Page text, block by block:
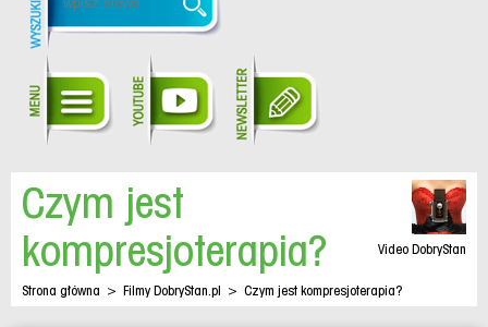
Video DobryStan
Czym jest
kompresjoterapia?
Strona główna > Filmy DobryStan.pl > Czym jest kompresjoterapia?